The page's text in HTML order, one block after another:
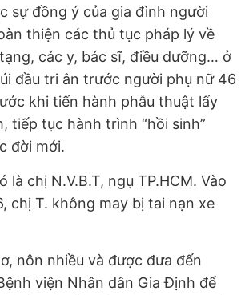
sự đồng ý của gia đình người
thiện các thủ tục pháp lý về
các y, bác sĩ, điều dưỡng… ở
đầu tri ân trước người phụ nữ 46
khi tiến hành phẫu thuật lấy
tiếp tục hành trình “hồi sinh”
đời mới.
là chị N.V.B.T, ngụ TP.HCM. Vào
chị T. không may bị tai nạn xe
nôn nhiều và được đưa đến
viện Nhân dân Gia Định để